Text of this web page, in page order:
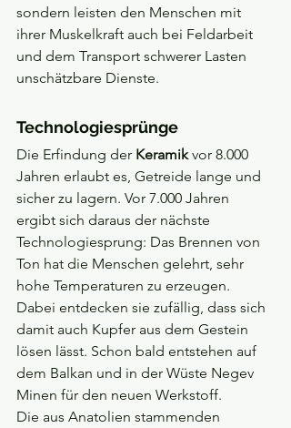
sondern leisten den Menschen mit
ihrer Muskelkraft auch bei Feldarbeit
und dem Transport schwerer Lasten
unschätzbare Dienste.
Technologiesprünge
Die Erfindung der Keramik vor 8.000
Jahren erlaubt es, Getreide lange und
sicher zu lagern. Vor 7.000 Jahren
ergibt sich daraus der nächste
Technologiesprung: Das Brennen von
Ton hat die Menschen gelehrt, sehr
hohe Temperaturen zu erzeugen.
Dabei entdecken sie zufällig, dass sich
damit auch Kupfer aus dem Gestein
lösen lässt. Schon bald entstehen auf
dem Balkan und in der Wüste Negev
Minen für den neuen Werkstoff.
Die aus Anatolien stammenden